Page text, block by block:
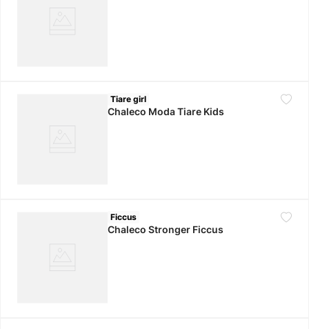
Tiare girl
Chaleco Moda Tiare Kids
Ficcus
Chaleco Stronger Ficcus